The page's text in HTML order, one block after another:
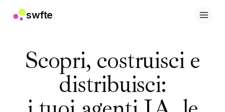
swfte.
Marketing e contenuti
Ingegneria
Scopri, costruisci e
distribuisci: